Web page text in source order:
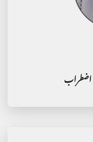
اضطراب